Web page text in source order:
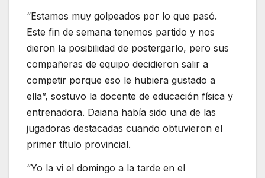
“Estamos muy golpeados por lo que pasó.
Este fin de semana tenemos partido y nos
dieron la posibilidad de postergarlo, pero sus
compañeras de equipo decidieron salir a
competir porque eso le hubiera gustado a
ella”, sostuvo la docente de educación física y
entrenadora. Daiana había sido una de las
jugadoras destacadas cuando obtuvieron el
primer título provincial.
“Yo la vi el domingo a la tarde en el